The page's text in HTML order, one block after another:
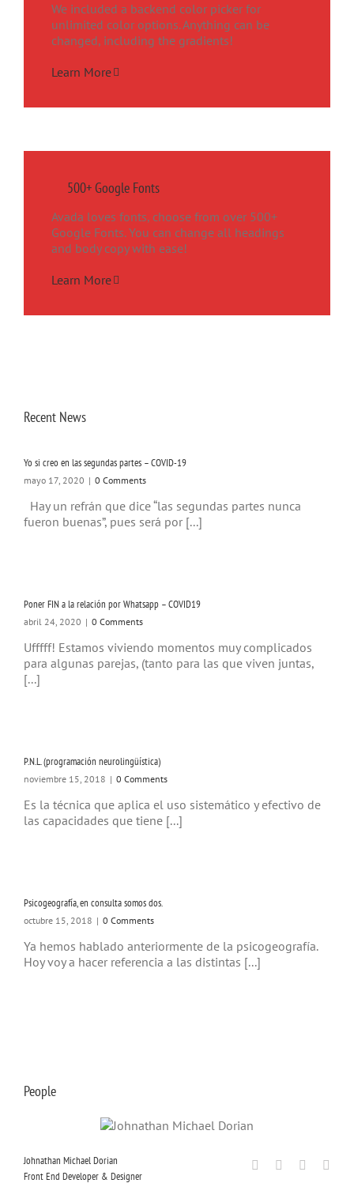
We included a backend color picker for
unlimited color options. Anything can be
changed, including the gradients!
Learn More
500+ Google Fonts
Avada loves fonts, choose from over 500+
Google Fonts. You can change all headings
and body copy with ease!
Learn More
Recent News
Yo si creo en las segundas partes – COVID-19
mayo 17, 2020 | 0 Comments
Hay un refrán que dice “las segundas partes nunca
fueron buenas”, pues será por [...]
Poner FIN a la relación por Whatsapp – COVID19
abril 24, 2020 | 0 Comments
Ufffff! Estamos viviendo momentos muy complicados
para algunas parejas, (tanto para las que viven juntas,
[...]
P.N.L. (programación neurolingüística)
noviembre 15, 2018 | 0 Comments
Es la técnica que aplica el uso sistemático y efectivo de
las capacidades que tiene [...]
Psicogeografía, en consulta somos dos.
octubre 15, 2018 | 0 Comments
Ya hemos hablado anteriormente de la psicogeografía.
Hoy voy a hacer referencia a las distintas [...]
People
Johnathan Michael Dorian
Front End Developer & Designer